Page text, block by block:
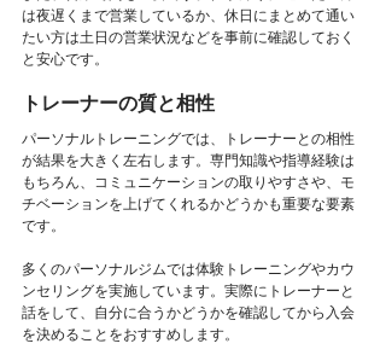
は夜遅くまで営業しているか、休日にまとめて通い
たい方は土日の営業状況などを事前に確認しておく
と安心です。
トレーナーの質と相性
パーソナルトレーニングでは、トレーナーとの相性
が結果を大きく左右します。専門知識や指導経験は
もちろん、コミュニケーションの取りやすさや、モ
チベーションを上げてくれるかどうかも重要な要素
です。
多くのパーソナルジムでは体験トレーニングやカウ
ンセリングを実施しています。実際にトレーナーと
話をして、自分に合うかどうかを確認してから入会
を決めることをおすすめします。